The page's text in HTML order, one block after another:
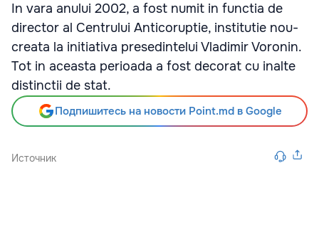
In vara anului 2002, a fost numit in functia de
director al Centrului Anticoruptie, institutie nou-
creata la initiativa presedintelui Vladimir Voronin.
Tot in aceasta perioada a fost decorat cu inalte
distinctii de stat.
Подпишитесь на новости Point.md в Google
Источник